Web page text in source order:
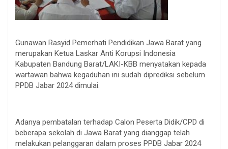
Gunawan Rasyid Pemerhati Pendidikan Jawa Barat yang
merupakan Ketua Laskar Anti Korupsi Indonesia
Kabupaten Bandung Barat/LAKI-KBB menyatakan kepada
wartawan bahwa kegaduhan ini sudah diprediksi sebelum
PPDB Jabar 2024 dimulai.
Adanya pembatalan terhadap Calon Peserta Didik/CPD di
beberapa sekolah di Jawa Barat yang dianggap telah
melakukan pelanggaran dalam proses PPDB Jabar 2024